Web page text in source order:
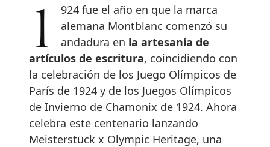
1924 fue el año en que la marca
alemana Montblanc comenzó su
andadura en la artesanía de
artículos de escritura, coincidiendo con
la celebración de los Juego Olímpicos de
París de 1924 y de los Juegos Olímpicos
de Invierno de Chamonix de 1924. Ahora
celebra este centenario lanzando
Meisterstück x Olympic Heritage, una